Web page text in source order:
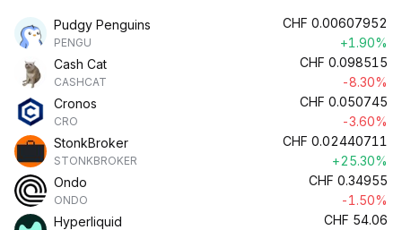
Pudgy Penguins
PENGU
CHF 0.00607952
+1.90%
Cash Cat
CASHCAT
CHF 0.098515
-8.30%
Cronos
CRO
CHF 0.050745
-3.60%
StonkBroker
STONKBROKER
CHF 0.02440711
+25.30%
Ondo
ONDO
CHF 0.34955
-1.50%
Hyperliquid
CHF 54.06